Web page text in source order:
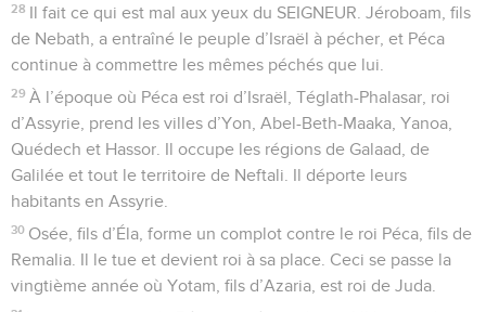
28 Il fait ce qui est mal aux yeux du SEIGNEUR. Jéroboam, fils
de Nebath, a entraîné le peuple d’Israël à pécher, et Péca
continue à commettre les mêmes péchés que lui.
29 À l’époque où Péca est roi d’Israël, Téglath-Phalasar, roi
d’Assyrie, prend les villes d’Yon, Abel-Beth-Maaka, Yanoa,
Quédech et Hassor. Il occupe les régions de Galaad, de
Galilée et tout le territoire de Neftali. Il déporte leurs
habitants en Assyrie.
30 Osée, fils d’Éla, forme un complot contre le roi Péca, fils de
Remalia. Il le tue et devient roi à sa place. Ceci se passe la
vingtième année où Yotam, fils d’Azaria, est roi de Juda.